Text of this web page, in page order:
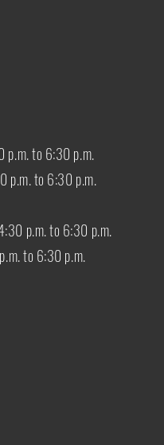
p.m. to 6:30 p.m.
p.m. to 6:30 p.m.
p.m. to 6:30 p.m.
to 6:30 p.m.